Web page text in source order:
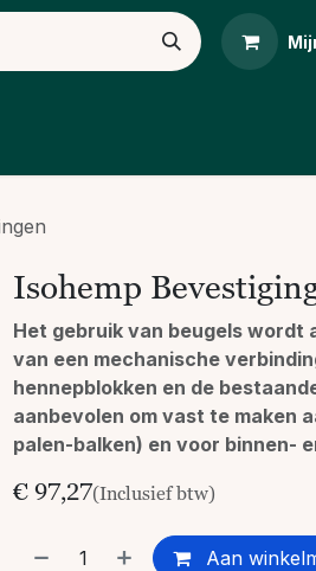
Isohemp
Het gebruik van beugels wordt
van een mechanische
hennepblokken en de
aanbevolen om vast te maken
palen-balken) en voor binnen-
€ 97,27(Inclusief btw)
Aan